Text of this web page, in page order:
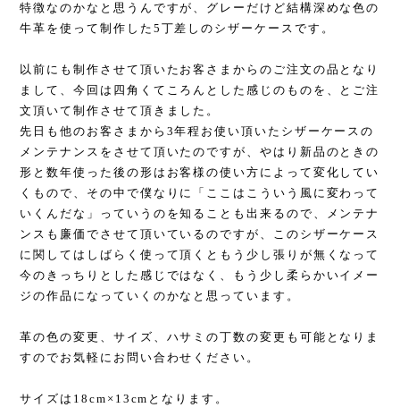
特徴なのかなと思うんですが、グレーだけど結構深めな色の
牛革を使って制作した5丁差しのシザーケースです。
以前にも制作させて頂いたお客さまからのご注文の品となり
まして、今回は四角くてころんとした感じのものを、とご注
文頂いて制作させて頂きました。
先日も他のお客さまから3年程お使い頂いたシザーケースの
メンテナンスをさせて頂いたのですが、やはり新品のときの
形と数年使った後の形はお客様の使い方によって変化してい
くもので、その中で僕なりに「ここはこういう風に変わって
いくんだな」っていうのを知ることも出来るので、メンテナ
ンスも廉価でさせて頂いているのですが、このシザーケース
に関してはしばらく使って頂くともう少し張りが無くなって
今のきっちりとした感じではなく、もう少し柔らかいイメー
ジの作品になっていくのかなと思っています。
革の色の変更、サイズ、ハサミの丁数の変更も可能となりま
すのでお気軽にお問い合わせください。
サイズは18cm×13cmとなります。